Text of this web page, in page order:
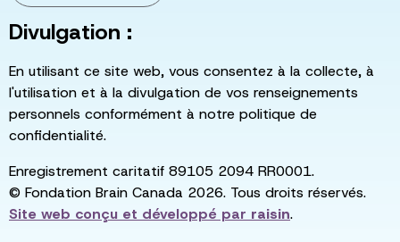
Divulgation :
En utilisant ce site web, vous consentez à la collecte, à
l'utilisation et à la divulgation de vos renseignements
personnels conformément à notre politique de
confidentialité.
Enregistrement caritatif 89105 2094 RR0001.
© Fondation Brain Canada 2026. Tous droits réservés.
Site web conçu et développé par raisin.